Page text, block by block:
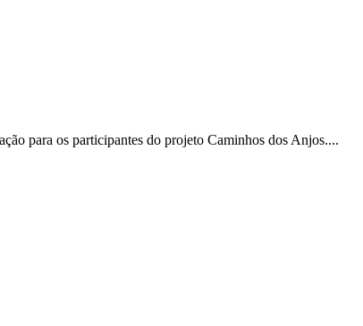
para os participantes do projeto Caminhos dos Anjos....